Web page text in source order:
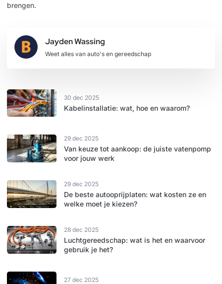
brengen.
Jayden Wassing
Weet alles van auto's en gereedschap
30 dec 2025
Kabelinstallatie: wat, hoe en waarom?
29 dec 2025
Van keuze tot aankoop: de juiste vatenpomp
voor jouw werk
29 dec 2025
De beste autooprijplaten: wat kosten ze en
welke moet je kiezen?
28 dec 2025
Luchtgereedschap: wat is het en waarvoor
gebruik je het?
27 dec 2025